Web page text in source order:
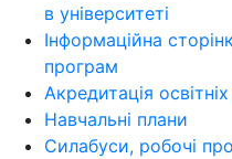
в університеті
Інформаційна
програм
Акредитація
Навчальні плани
Силабуси, робочі